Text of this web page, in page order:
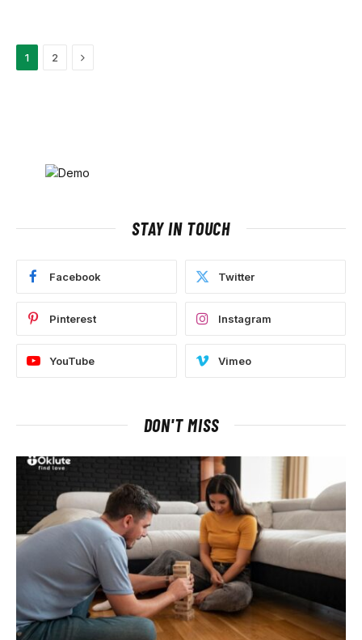
1 2 Next
STAY IN TOUCH
Facebook Twitter
Pinterest Instagram
YouTube Vimeo
DON'T MISS